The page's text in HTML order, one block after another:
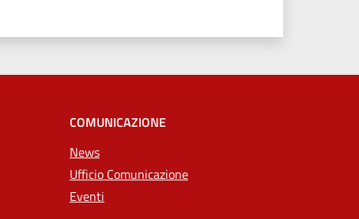
COMUNICAZIONE
News
Ufficio Comunicazione
Eventi